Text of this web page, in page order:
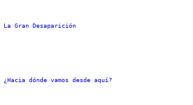
La Gran Desaparición
¿Hacia dónde vamos desde aquí?